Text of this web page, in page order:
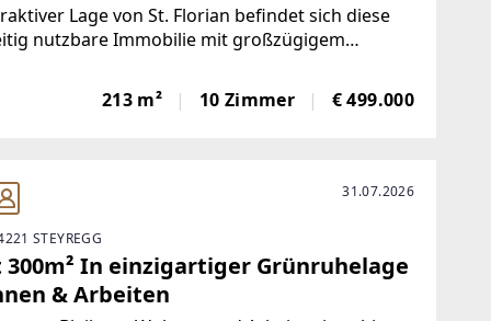
Lage von St. Florian befindet sich diese
nutzbare Immobilie mit großzügigem
als gemischtes Baugebiet sowie die
Aufteilung ermöglichen sowohl Wohnen
213 m² 10 Zimmer € 499.000
31.07.2026
STEYREGG
300m² In einzigartiger Grünruhelage
& Arbeiten